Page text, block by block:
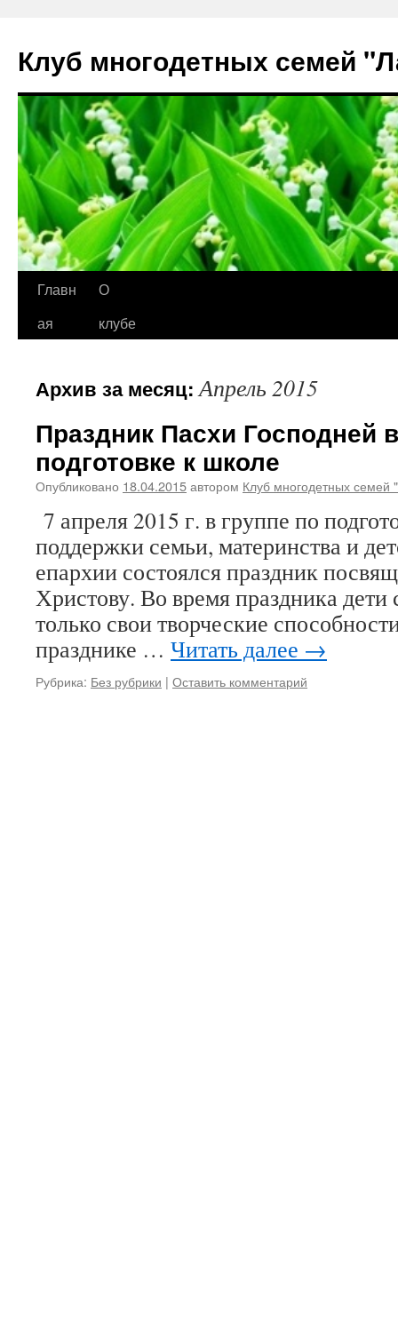
Клуб многодетных семей
Перейти
Главн
ая
О
клубе
Архив за месяц:Апрель 2015
Праздник Пасхи Господней
подготовке к школе
Опубликовано 18.04.2015автором Клуб многодетных
7 апреля 2015 г. в группе по
поддержки семьи, материнства и
епархии состоялся праздник
Христову. Во время праздника дети
только свои творческие
празднике … Читать далее →
Рубрика: Без рубрики | Оставить комментарий